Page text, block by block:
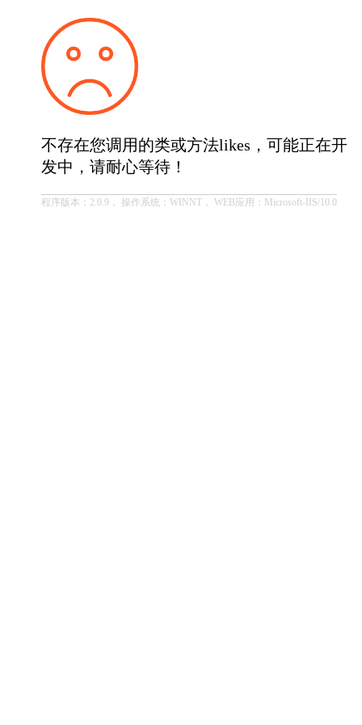
不存在您调用的类或方法likes，可能正在开
发中，请耐心等待！
程序版本：2.0.9， 操作系统：WINNT， WEB应用：Microsoft-IIS/10.0